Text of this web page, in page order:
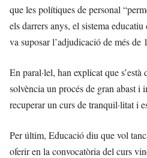
que les polítiques de personal
els darrers anys, el sistema
va suposar l’adjudicació de més
En paral·lel, han explicat que
solvència un procés de gran abast i
recuperar un curs de tranquil·litat i
Per últim, Educació diu que vol
oferir en la convocatòria del curs